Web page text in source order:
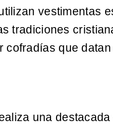
vestimentas
tradiciones
cofradías que
una